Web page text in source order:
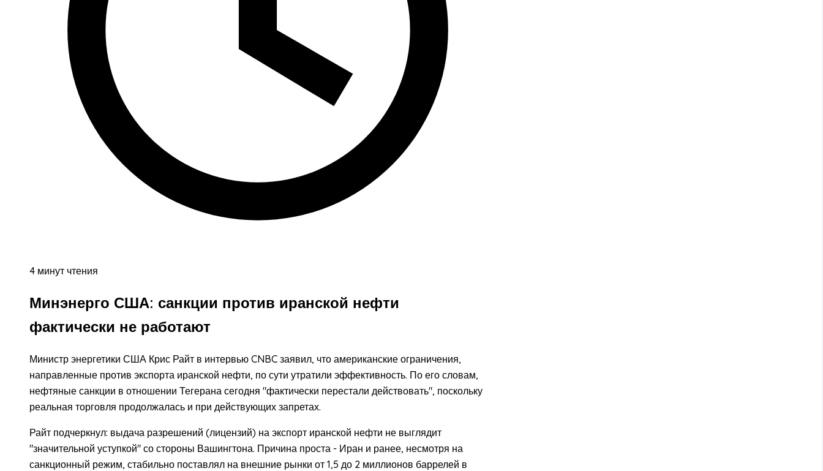
4 минут чтения
Минэнерго США: санкции против иранской нефти
фактически не работают
Министр энергетики США Крис Райт в интервью CNBC заявил, что американские ограничения,
направленные против экспорта иранской нефти, по сути утратили эффективность. По его словам,
нефтяные санкции в отношении Тегерана сегодня "фактически перестали действовать", поскольку
реальная торговля продолжалась и при действующих запретах.
Райт подчеркнул: выдача разрешений (лицензий) на экспорт иранской нефти не выглядит
"значительной уступкой" со стороны Вашингтона. Причина проста - Иран и ранее, несмотря на
санкционный режим, стабильно поставлял на внешние рынки от 1,5 до 2 миллионов баррелей в